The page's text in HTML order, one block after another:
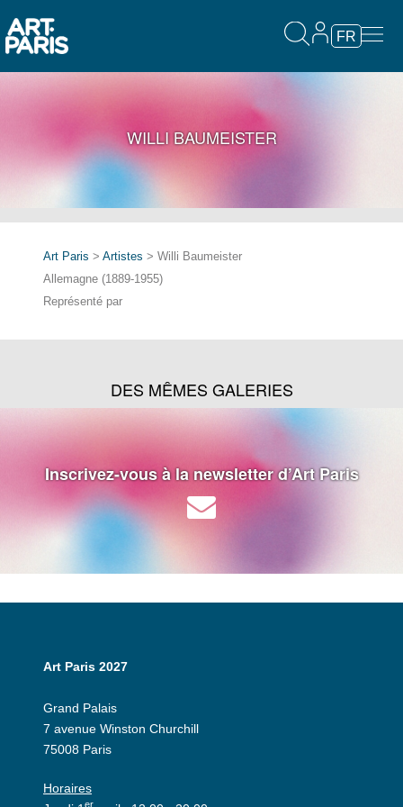
FR
WILLI BAUMEISTER
Art Paris > Artistes > Willi Baumeister
Allemagne (1889-1955)
Représenté par
DES MÊMES GALERIES
Inscrivez-vous à la newsletter d’Art Paris
Art Paris 2027
Grand Palais
7 avenue Winston Churchill
75008 Paris
Horaires
er